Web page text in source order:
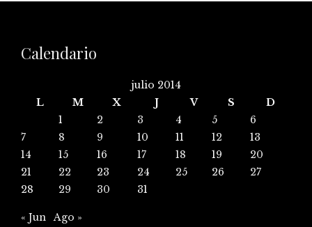
Calendario
julio 2014
L
M X J V S
D
1
2 3 4 5
6
7
8 9 10 11 12
13
14
15 16 17 18 19
20
21
22 23 24 25 26
27
28
29 30 31
« Jun Ago »